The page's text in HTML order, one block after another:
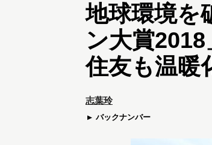
地球環境を
ン大賞
住友も温暖
志葉玲
バックナンバー